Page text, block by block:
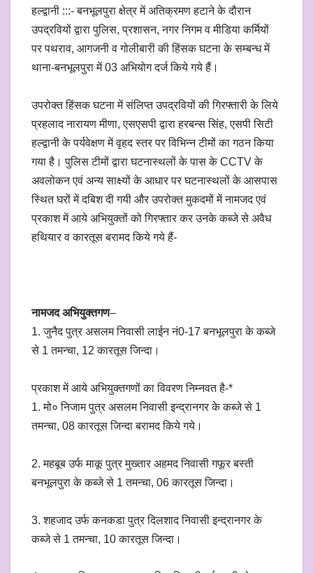
हल्द्वानी :::- बनभूलपुरा क्षेत्र में अतिक्रमण हटाने के दौरान
उपद्रवियों द्वारा पुलिस, प्रशासन, नगर निगम व मीडिया कर्मियों
पर पथराव, आगजनी व गोलीबारी की हिंसक घटना के सम्बन्ध में
थाना-बनभूलपुरा में 03 अभियोग दर्ज किये गये हैं।
उपरोक्त हिंसक घटना में संलिप्त उपद्रवियों की गिरफ्तारी के लिये
प्रहलाद नारायण मीणा, एसएसपी द्वारा हरबन्स सिंह, एसपी सिटी
हल्द्वानी के पर्यवेक्षण में वृहद स्तर पर विभिन्न टीमों का गठन किया
गया है। पुलिस टीमों द्वारा घटनास्थलों के पास के CCTV के
अवलोकन एवं अन्य साक्ष्यों के आधार पर घटनास्थलों के आसपास
स्थित घरों में दबिश दी गयी और उपरोक्त मुकदमों में नामजद एवं
प्रकाश में आये अभियुक्तों को गिरफ्तार कर उनके कब्जे से अवैध
हथियार व कारतूस बरामद किये गये हैं-
नामजद अभियुक्तगण–
1. जुनैद पुत्र असलम निवासी लाईन नं0-17 बनभूलपुरा के कब्जे
से 1 तमन्चा, 12 कारतूस जिन्दा।
प्रकाश में आये अभियुक्तगणों का विवरण निम्नवत है-*
1. मो० निजाम पुत्र असलम निवासी इन्द्रानगर के कब्जे से 1
तमन्चा, 08 कारतूस जिन्दा बरामद किये गये।
2. महबूब उर्फ माकू पुत्र मुख्तार अहमद निवासी गफूर बस्ती
बनभूलपुरा के कब्जे से 1 तमन्चा, 06 कारतूस जिन्दा।
3. शहजाद उर्फ कनकडा पुत्र दिलशाद निवासी इन्द्रानगर के
कब्जे से 1 तमन्चा, 10 कारतूस जिन्दा।